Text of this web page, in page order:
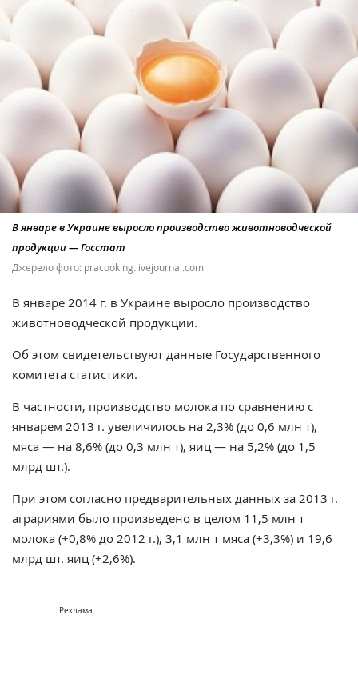
В январе в Украине выросло производство животноводческой
продукции — Госстат
Джерело фото: pracooking.livejournal.com
В январе 2014 г. в Украине выросло производство
животноводческой продукции.
Об этом свидетельствуют данные Государственного
комитета статистики.
В частности, производство молока по сравнению с
январем 2013 г. увеличилось на 2,3% (до 0,6 млн т),
мяса — на 8,6% (до 0,3 млн т), яиц — на 5,2% (до 1,5
млрд шт.).
При этом согласно предварительных данных за 2013 г.
аграриями было произведено в целом 11,5 млн т
молока (+0,8% до 2012 г.), 3,1 млн т мяса (+3,3%) и 19,6
млрд шт. яиц (+2,6%).
Реклама